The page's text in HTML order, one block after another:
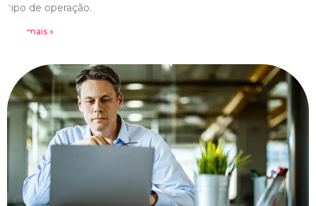
tipo de operação.
Leia mais »